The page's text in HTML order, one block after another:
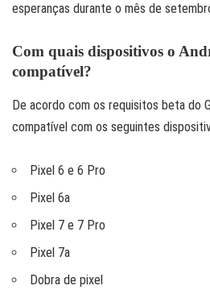
esperanças durante o mês de
Com quais dispositivos o
compatível?
De acordo com os requisitos beta do
compatível com os seguintes
Pixel 6 e 6 Pro
Pixel 6a
Pixel 7 e 7 Pro
Pixel 7a
Dobra de pixel